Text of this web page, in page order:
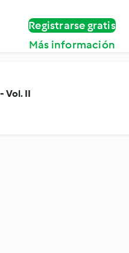
Registrarse gratis
Más información
Vol. II